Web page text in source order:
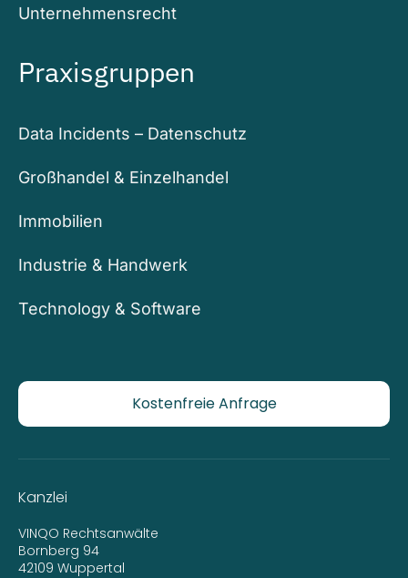
Unternehmensrecht
Praxisgruppen
Data Incidents – Datenschutz
Großhandel & Einzelhandel
Immobilien
Industrie & Handwerk
Technology & Software
Kostenfreie Anfrage
Kanzlei
VINQO Rechtsanwälte
Bornberg 94
42109 Wuppertal